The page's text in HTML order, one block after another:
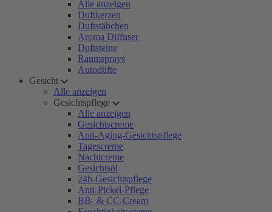
Alle anzeigen
Duftkerzen
Duftstäbchen
Aroma Diffuser
Duftsteine
Raumsprays
Autodüfte
Gesicht
Alle anzeigen
Gesichtspflege
Alle anzeigen
Gesichtscreme
Anti-Aging-Gesichtspflege
Tagescreme
Nachtcreme
Gesichtsöl
24h-Gesichtspflege
Anti-Pickel-Pflege
BB- & CC-Cream